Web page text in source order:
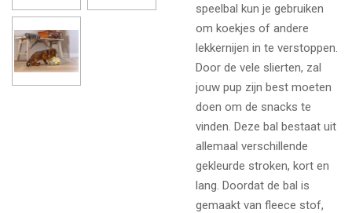
speelbal kun je gebruiken
om koekjes of andere
lekkernijen in te verstoppen.
Door de vele slierten, zal
jouw pup zijn best moeten
doen om de snacks te
vinden. Deze bal bestaat uit
allemaal verschillende
gekleurde stroken, kort en
lang. Doordat de bal is
gemaakt van fleece stof,